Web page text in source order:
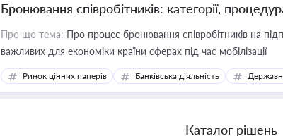
Бронювання співробітників: категорії,
Про що тема: Про процес бронювання співробітників на
важливих для економіки країни сферах під час мобілізації
Ринок цінних паперів Банківська діяльність
Каталог рішень